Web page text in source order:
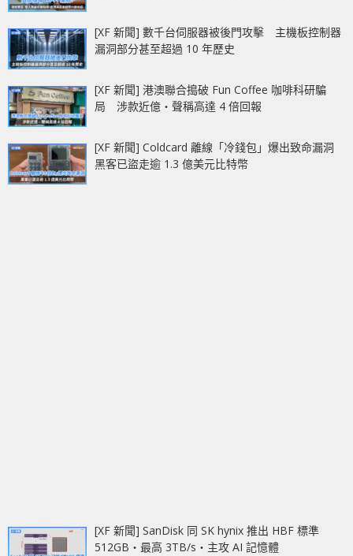
[XF 新聞] 數千台伺服器被後門攻擊 主機板控制器
漏洞部分甚至超過 10 年歷史
[XF 新聞] 港澳聯合搗破 Fun Coffee 咖啡科研騙
局 涉款近億‧聲稱高達 4 倍回報
[XF 新聞] Coldcard 離線「冷錢包」爆出致命漏洞
黑客已盜走逾 1.3 億美元比特幣
[XF 新聞] SanDisk 同 SK hynix 推出 HBF 標準
512GB‧最高 3TB/s‧主攻 AI 記憶體